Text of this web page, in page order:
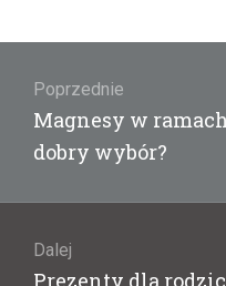
wpisu
Poprzednie
Poprzedni
wpis:
Magnesy w
dobry wybór?
Dalej
Następny
Prezenty dla